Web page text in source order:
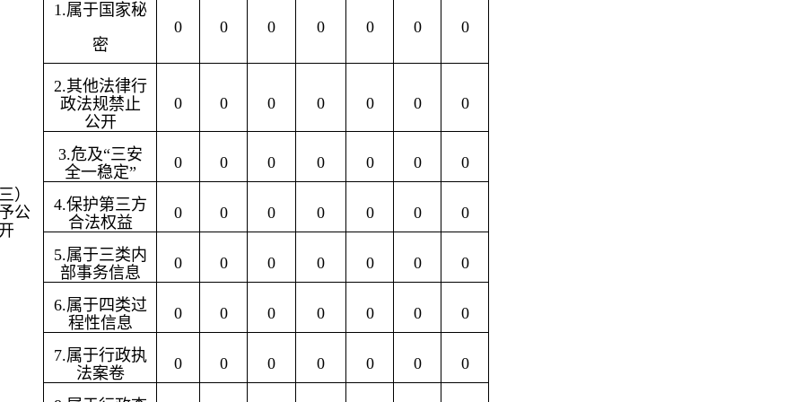
）
公
1.属于国家秘
密
0 0 0 0 0 0 0
2.其他法律行
政法规禁止
公开
0 0 0 0 0 0 0
3.危及“三安
全一稳定”
0 0 0 0 0 0 0
4.保护第三方
合法权益
0 0 0 0 0 0 0
5.属于三类内
部事务信息
0 0 0 0 0 0 0
6.属于四类过
程性信息
0 0 0 0 0 0 0
7.属于行政执
法案卷
0 0 0 0 0 0 0